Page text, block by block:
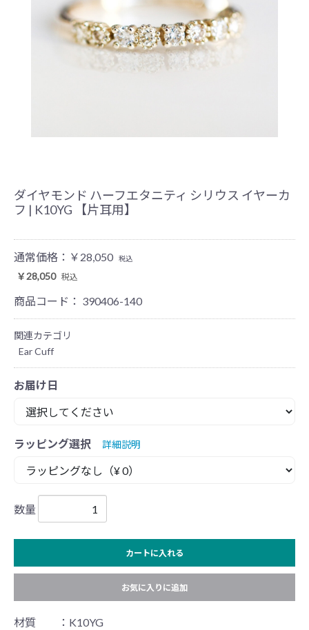
ダイヤモンド ハーフエタニティ シリウス イヤーカ
フ | K10YG 【片耳用】
通常価格： ￥28,050 税込
￥28,050 税込
商品コード： 390406-140
関連カテゴリ
Ear Cuff
お届け日
ラッピング選択 詳細説明
数量
カートに入れる
お気に入りに追加
材質 ：K10YG